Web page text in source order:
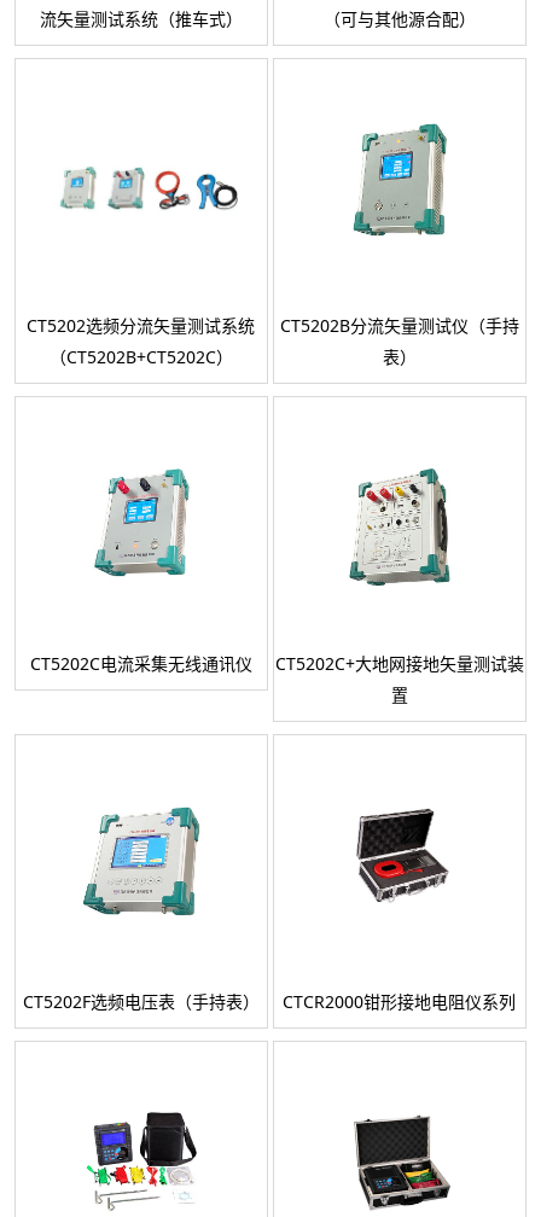
流矢量测试系统（推车式）
（可与其他源合配）
CT5202选频分流矢量测试系统
（CT5202B+CT5202C）
CT5202B分流矢量测试仪（手持
表）
CT5202C电流采集无线通讯仪
CT5202C+大地网接地矢量测试装
置
CT5202F选频电压表（手持表） CTCR2000钳形接地电阻仪系列